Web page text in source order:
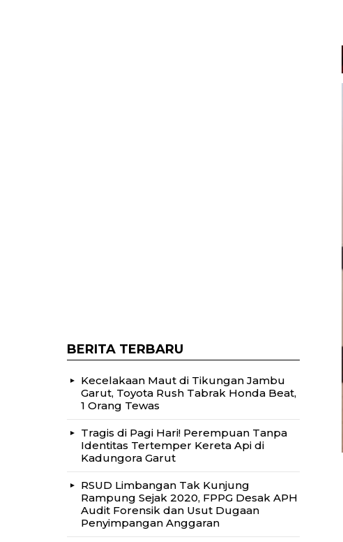
BERITA TERBARU
Kecelakaan Maut di Tikungan Jambu
Garut, Toyota Rush Tabrak Honda Beat,
1 Orang Tewas
Tragis di Pagi Hari! Perempuan Tanpa
Identitas Tertemper Kereta Api di
Kadungora Garut
RSUD Limbangan Tak Kunjung
Rampung Sejak 2020, FPPG Desak APH
Audit Forensik dan Usut Dugaan
Penyimpangan Anggaran